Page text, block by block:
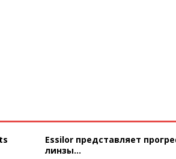
Essilor представляет
линзы...